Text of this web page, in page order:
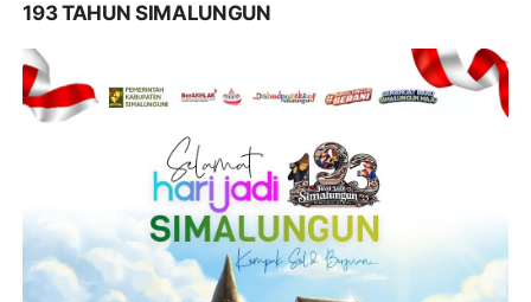
193 TAHUN SIMALUNGUN